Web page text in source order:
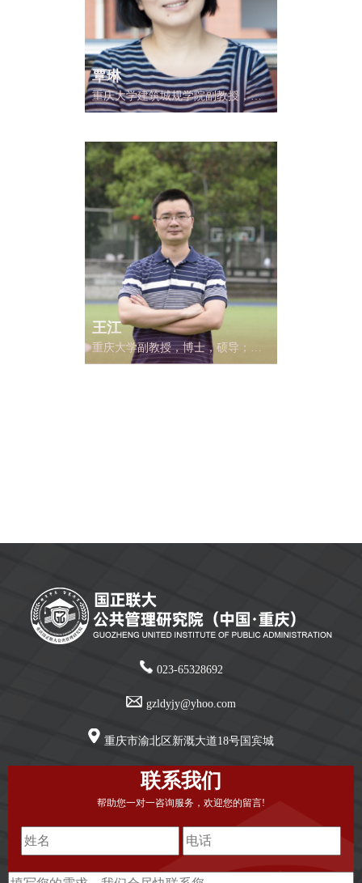
覃琳
重庆大学建筑城规学院副教授，硕
士生导师，建筑技术系副主任；重
事，重庆市城市规划学会历史文化
名城专业学术委员会委员。研究方
向：乡村建设，医疗及老年建筑，
传统民居与地域建筑文化，建筑技
术。
王江
重庆大学副教授，博士，硕导；重
庆大学法学院院长助理，重庆大学
023-65328692
gzldyjy@yhoo.com
重庆市渝北区新溉大道18号国宾城
联系我们
帮助您一对一咨询服务，欢迎您的留言!